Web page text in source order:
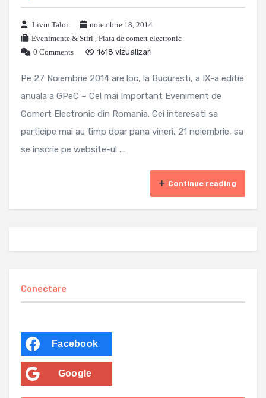
Liviu Taloi
noiembrie 18, 2014
Evenimente & Stiri , Piata de comert electronic
0 Comments
1618 vizualizari
Pe 27 Noiembrie 2014 are loc, la Bucuresti, a IX-a editie
anuala a GPeC – Cel mai Important Eveniment de
Comert Electronic din Romania. Cei interesati sa
participe mai au timp doar pana vineri, 21 noiembrie, sa
se inscrie pe website-ul ...
Continue reading
Conectare
Facebook
Google